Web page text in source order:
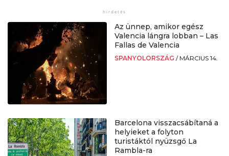
Az ünnep, amikor egész
Valencia lángra lobban – Las
Fallas de Valencia
SPANYOLORSZÁG / MÁRCIUS 14.
Barcelona visszacsábítaná a
helyieket a folyton
turistáktól nyüzsgő La
Rambla-ra